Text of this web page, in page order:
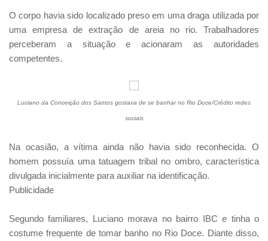
O corpo havia sido localizado preso em uma draga utilizada por
uma empresa de extração de areia no rio. Trabalhadores
perceberam a situação e acionaram as autoridades
competentes.
Luciano da Conceição dos Santos gostava de se banhar no Rio Doce/Crédito redes
sociais
Na ocasião, a vítima ainda não havia sido reconhecida. O
homem possuía uma tatuagem tribal no ombro, característica
divulgada inicialmente para auxiliar na identificação.
Publicidade
Segundo familiares, Luciano morava no bairro IBC e tinha o
costume frequente de tomar banho no Rio Doce. Diante disso,